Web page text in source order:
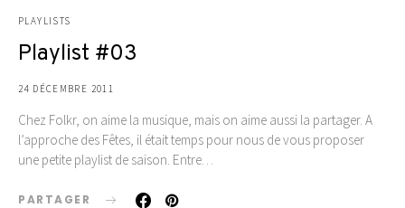
PLAYLISTS
Playlist #03
24 DÉCEMBRE 2011
Chez Folkr, on aime la musique, mais on aime aussi la partager. A
l’approche des Fêtes, il était temps pour nous de vous proposer
une petite playlist de saison. Entre…
PARTAGER